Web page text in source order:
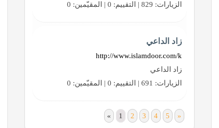
الزيارات: 829 | التقييم: 0 | المقيّمين: 0
زاد الداعي
http://www.islamdoor.com/k
زاد الداعي
الزيارات: 691 | التقييم: 0 | المقيّمين: 0
« 1 2 3 4 5 »